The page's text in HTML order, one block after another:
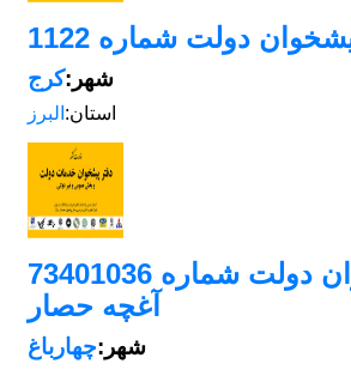
دولت شماره 1122
شهر:کرج
استان: البرز
دفتر پیشخوان دولت شماره 73401036
آغچه حصار
شهر:چهارباغ